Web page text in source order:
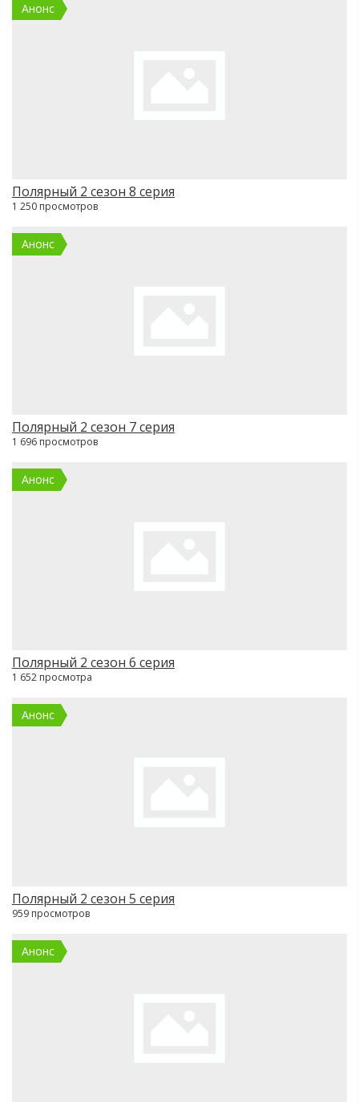
Анонс
Полярный 2 сезон 8 серия
1 250 просмотров
Анонс
Полярный 2 сезон 7 серия
1 696 просмотров
Анонс
Полярный 2 сезон 6 серия
1 652 просмотра
Анонс
Полярный 2 сезон 5 серия
959 просмотров
Анонс